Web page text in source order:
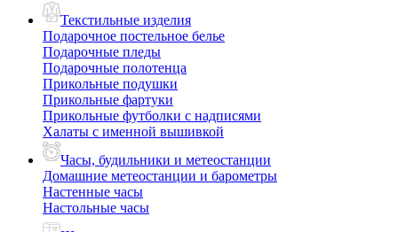
Текстильные изделия
Подарочное постельное белье
Подарочные пледы
Подарочные полотенца
Прикольные подушки
Прикольные фартуки
Прикольные футболки с надписями
Халаты с именной вышивкой
Часы, будильники и метеостанции
Домашние метеостанции и барометры
Настенные часы
Настольные часы